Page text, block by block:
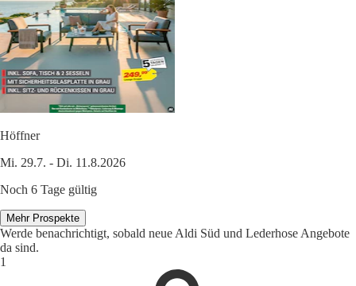
Höffner
Mi. 29.7. - Di. 11.8.2026
Noch 6 Tage gültig
Mehr Prospekte
Werde benachrichtigt, sobald neue Aldi Süd und Lederhose Angebote
da sind.